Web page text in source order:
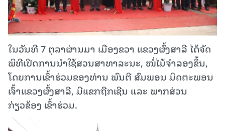
ໃນວັນທີ 7 ຕຸລາຜ່ານມາ ເມືອງຂວາ ແຂວງຜົ້ງສາລີ ໄດ້ຈັດ
ພິທີເປີດການນໍາໃຊ້ສວນສາທາລະນະ, ໜໍ່ໄມ້ຈໍາລອງຂຶ້ນ,
ໂດຍການເຂົ້າຮ່ວມຂອງທ່ານ ພົນຕີ ສົມພອນ ມິດຕະພອນ
ເຈົ້າແຂວງຜົ້ງສາລີ, ມີແຂກຖືກເຊີນ ແລະ ພາກສ່ວນ
ກ່ຽວຂ້ອງ ເຂົ້າຮ່ວມ.